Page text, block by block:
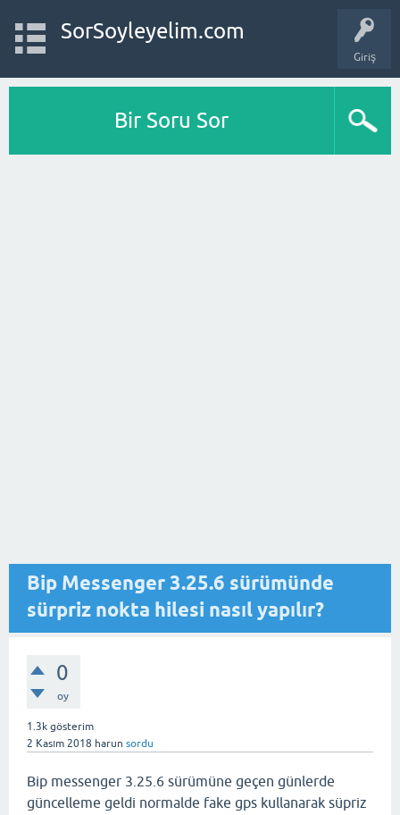
Giriş
SorSoyleyelim.com
Bir Soru Sor
Bip Messenger 3.25.6 sürümünde
sürpriz nokta hilesi nasıl yapılır?
0
oy
1.3k gösterim
2 Kasım 2018 harun sordu
Bip messenger 3.25.6 sürümüne geçen günlerde
güncelleme geldi normalde fake gps kullanarak süpriz